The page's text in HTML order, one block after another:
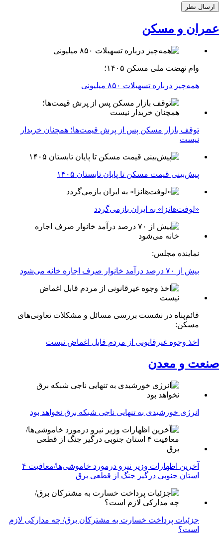
عمران و مسکن
وام نهضت ملی مسکن ۱۴۰۵؛
همه‌چیز درباره تسهیلات ۸۵۰ میلیونی
توقف بازار مسکن پس از پرش قیمت‌ها؛ همچنان خریدار
نیست
پیش‌بینی قیمت مسکن تا پایان تابستان ۱۴۰۵
«لوفت‌هانزا» به ایران بازمی‌گردد
نماینده مجلس:
بیش از ۷۰ درصد درآمد خانوار صرف اجاره خانه می‌شود
قائم‌پناه در نشست بررسی مسائل و مشکلات تعاونی‌های
مسکن:
اخذ وجوه غیرقانونی از مردم قابل اغماض نیست
صنعت و معدن
انرژی خورشیدی به تنهایی ناجی شبکه برق نخواهد بود
آخرین اظهارات وزیر نیرو درمورد خاموشی‌ها/معافیت ۴
استان جنوبی درگیر جنگ از قطعی برق
جزئیات پرداخت خسارت به مشترکان برق/ چه مدارکی لازم
است؟